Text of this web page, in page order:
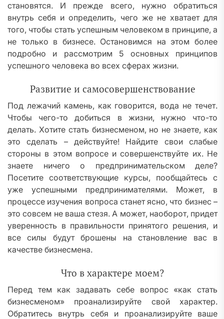
становятся. И прежде всего, нужно обратиться
внутрь себя и определить, чего же не хватает для
того, чтобы стать успешным человеком в принципе, а
не только в бизнесе. Остановимся на этом более
подробно и рассмотрим 5 основных принципов
успешного человека во всех сферах жизни.
Развитие и самосовершенствование
Под лежачий камень, как говорится, вода не течет.
Чтобы чего-то добиться в жизни, нужно что-то
делать. Хотите стать бизнесменом, но не знаете, как
это сделать – действуйте! Найдите свои слабые
стороны в этом вопросе и совершенствуйте их. Не
знаете ничего о предпринимательском деле?
Посетите соответствующие курсы, пообщайтесь с
уже успешными предпринимателями. Может, в
процессе изучения вопроса станет ясно, что бизнес –
это совсем не ваша стезя. А может, наоборот, придет
уверенность в правильности принятого решения, и
все силы будут брошены на становление вас в
качестве бизнесмена.
Что в характере моем?
Перед тем как задавать себе вопрос «как стать
бизнесменом» проанализируйте свой характер.
Обратитесь внутрь себя и проанализируйте ваше